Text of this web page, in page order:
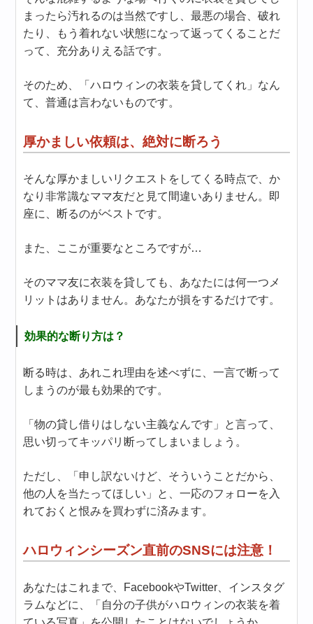
まったら汚れるのは当然ですし、最悪の場合、破れ
たり、もう着れない状態になって返ってくることだ
って、充分ありえる話です。
そのため、「ハロウィンの衣装を貸してくれ」なん
て、普通は言わないものです。
厚かましい依頼は、絶対に断ろう
そんな厚かましいリクエストをしてくる時点で、か
なり非常識なママ友だと見て間違いありません。即
座に、断るのがベストです。
また、ここが重要なところですが…
そのママ友に衣装を貸しても、あなたには何一つメ
リットはありません。あなたが損をするだけです。
効果的な断り方は？
断る時は、あれこれ理由を述べずに、一言で断って
しまうのが最も効果的です。
「物の貸し借りはしない主義なんです」と言って、
思い切ってキッパリ断ってしまいましょう。
ただし、「申し訳ないけど、そういうことだから、
他の人を当たってほしい」と、一応のフォローを入
れておくと恨みを買わずに済みます。
ハロウィンシーズン直前のSNSには注意！
あなたはこれまで、FacebookやTwitter、インスタグ
ラムなどに、「自分の子供がハロウィンの衣装を着